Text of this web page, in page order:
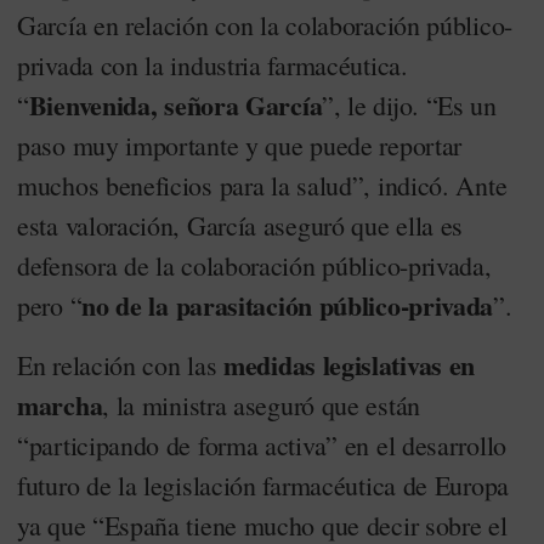
García en relación con la colaboración público-
privada con la industria farmacéutica.
“Bienvenida, señora García”, le dijo. “Es un
paso muy importante y que puede reportar
muchos beneficios para la salud”, indicó. Ante
esta valoración, García aseguró que ella es
defensora de la colaboración público-privada,
pero “no de la parasitación público-privada”.
En relación con las medidas legislativas en
marcha, la ministra aseguró que están
“participando de forma activa” en el desarrollo
futuro de la legislación farmacéutica de Europa
ya que “España tiene mucho que decir sobre el